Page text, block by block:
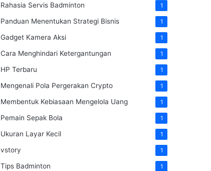
Rahasia Servis Badminton 1
Panduan Menentukan Strategi Bisnis 1
Gadget Kamera Aksi 1
Cara Menghindari Ketergantungan 1
HP Terbaru 1
Mengenali Pola Pergerakan Crypto 1
Membentuk Kebiasaan Mengelola Uang 1
Pemain Sepak Bola 1
Ukuran Layar Kecil 1
vstory 1
Tips Badminton 1